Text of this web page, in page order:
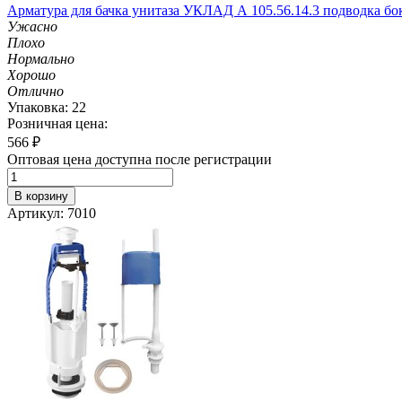
Арматура для бачка унитаза УКЛАД А 105.56.14.3 подводка
Ужасно
Плохо
Нормально
Хорошо
Отлично
Упаковка: 22
Розничная цена:
566 ₽
Оптовая цена доступна после регистрации
В корзину
Артикул: 7010